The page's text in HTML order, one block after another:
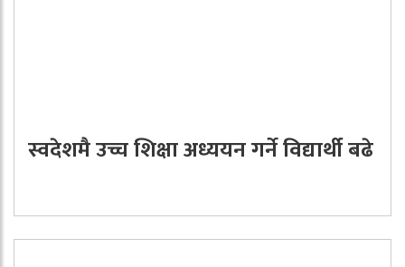
स्वदेशमै उच्च शिक्षा अध्ययन गर्ने विद्यार्थी बढे